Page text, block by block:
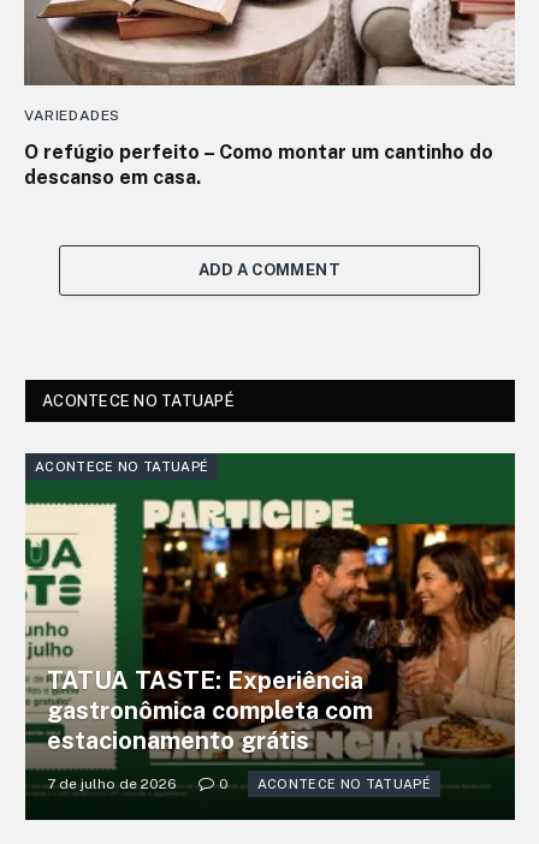
VARIEDADES
​O refúgio perfeito – Como montar um cantinho do
descanso em casa.
ADD A COMMENT
ACONTECE NO TATUAPÉ
ACONTECE NO TATUAPÉ
TATUA TASTE: Experiência
gastronômica completa com
estacionamento grátis
7 de julho de 2026 0 ACONTECE NO TATUAPÉ